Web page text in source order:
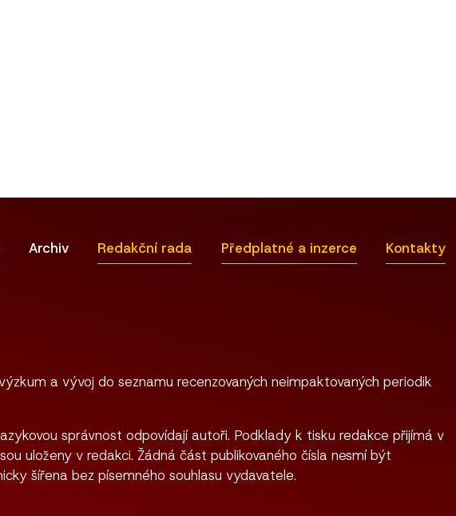
Archiv Redakční rada Předplatné a inzerce Kontakty
a vývoj do seznamu recenzovaných neimpaktovaných periodik
správnost odpovídají autoři. Podklady k tisku redakce přijímá v
uloženy v redakci. Žádná část publikovaného čísla nesmí být
šířena bez písemného souhlasu vydavatele.